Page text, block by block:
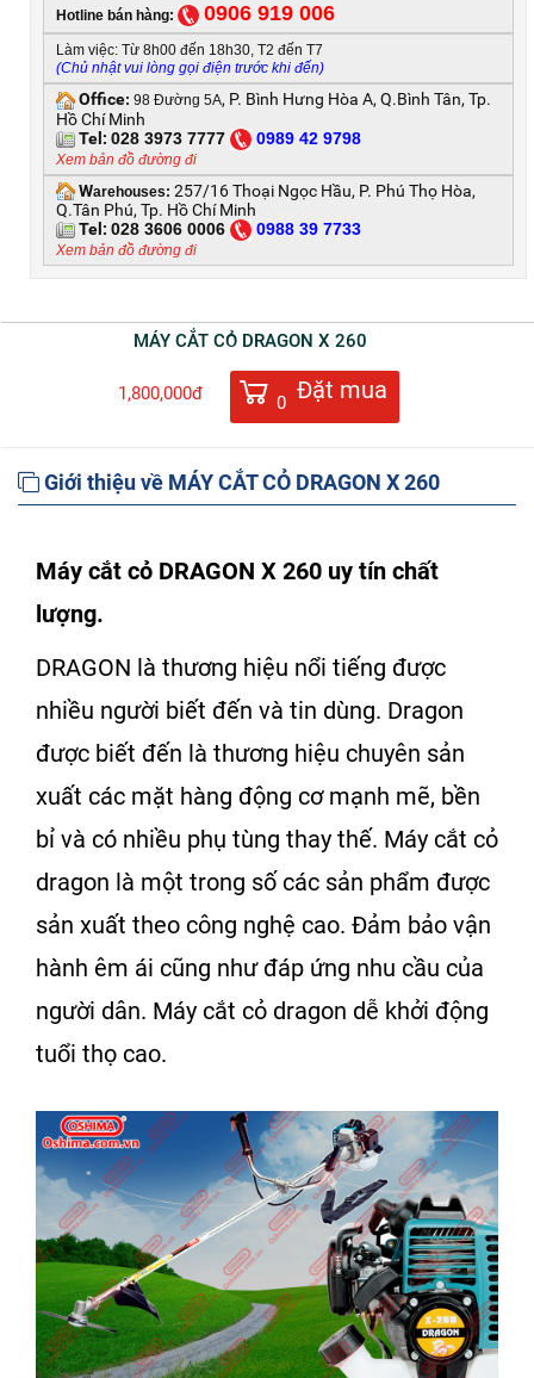
Hotline bán hàng: 0906 919 006
Làm việc: Từ 8h00 đến 18h30, T2 đến T7
(Chủ nhật vui lòng gọi điện trước khi đến)
Office: 98 Đường 5A, P. Bình Hưng Hòa A, Q.Bình Tân, Tp.
Hồ Chí Minh
Tel: 028 3973 7777 0989 42 9798
Xem bản đồ đường đi
Warehouses: 257/16 Thoại Ngọc Hầu, P. Phú Thọ Hòa,
Q.Tân Phú, Tp. Hồ Chí Minh
Tel: 028 3606 0006 0988 39 7733
Xem bản đồ đường đi
MÁY CẮT CỎ DRAGON X 260
1,800,000đ 0 Đặt mua
Giới thiệu về MÁY CẮT CỎ DRAGON X 260
Máy cắt cỏ DRAGON X 260 uy tín chất
lượng.
DRAGON là thương hiệu nổi tiếng được
nhiều người biết đến và tin dùng. Dragon
được biết đến là thương hiệu chuyên sản
xuất các mặt hàng động cơ mạnh mẽ, bền
bỉ và có nhiều phụ tùng thay thế. Máy cắt cỏ
dragon là một trong số các sản phẩm được
sản xuất theo công nghệ cao. Đảm bảo vận
hành êm ái cũng như đáp ứng nhu cầu của
người dân. Máy cắt cỏ dragon dễ khởi động
tuổi thọ cao.